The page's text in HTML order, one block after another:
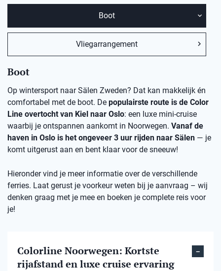
Boot
Vliegarrangement
Boot
Op wintersport naar Sälen Zweden? Dat kan makkelijk én
comfortabel met de boot. De populairste route is de Color
Line overtocht van Kiel naar Oslo: een luxe mini-cruise
waarbij je ontspannen aankomt in Noorwegen. Vanaf de
haven in Oslo is het ongeveer 3 uur rijden naar Sälen — je
komt uitgerust aan en bent klaar voor de sneeuw!
Hieronder vind je meer informatie over de verschillende
ferries. Laat gerust je voorkeur weten bij je aanvraag – wij
denken graag met je mee en boeken je complete reis voor
je!
Colorline Noorwegen: Kortste
rijafstand en luxe cruise ervaring